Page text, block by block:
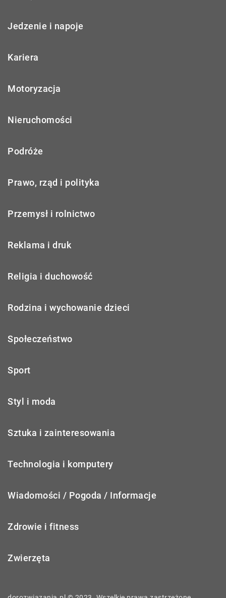
Jedzenie i napoje
Kariera
Motoryzacja
Nieruchomości
Podróże
Prawo, rząd i polityka
Przemysł i rolnictwo
Reklama i druk
Religia i duchowość
Rodzina i wychowanie dzieci
Społeczeństwo
Sport
Styl i moda
Sztuka i zainteresowania
Technologia i komputery
Wiadomości / Pogoda / Informacje
Zdrowie i fitness
Zwierzęta